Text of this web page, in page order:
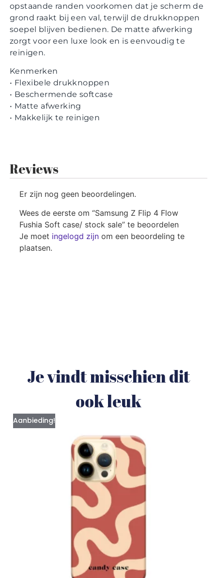
opstaande randen voorkomen dat je scherm de
grond raakt bij een val, terwijl de drukknoppen
soepel blijven bedienen. De matte afwerking
zorgt voor een luxe look en is eenvoudig te
reinigen.
Kenmerken
• Flexibele drukknoppen
• Beschermende softcase
• Matte afwerking
• Makkelijk te reinigen
Reviews
Er zijn nog geen beoordelingen.
Wees de eerste om “Samsung Z Flip 4 Flow
Fushia Soft case/ stock sale” te beoordelen
Je moet ingelogd zijn om een beoordeling te
plaatsen.
Je vindt misschien dit
ook leuk
Aanbieding!